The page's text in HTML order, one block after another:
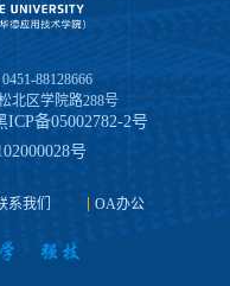
88128666
北区学院路288号
ICP备05002782-2号
号
系我们 OA办公